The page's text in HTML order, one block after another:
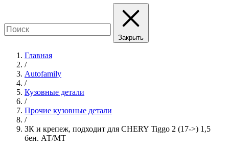
Закрыть
Главная
/
Autofamily
/
Кузовные детали
/
Прочие кузовные детали
/
ЗК и крепеж, подходит для CHERY Tiggo 2 (17->) 1,5
бен. АТ/МТ